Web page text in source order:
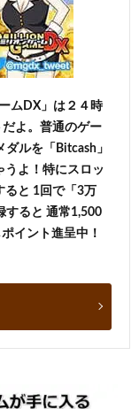
ムDX」は２４時
よ。普通のゲー
ルを「Bitcash」
うよ！特にスロッ
ると 1回で「3万
すると 通常1,500
イント進呈中！